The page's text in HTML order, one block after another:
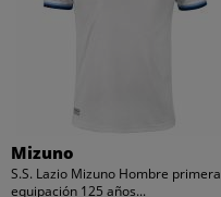
Mizuno
S.S. Lazio Mizuno Hombre primera
equipación 125 años...